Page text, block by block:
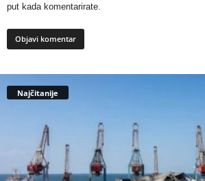
put kada komentarirate.
Najčitanije